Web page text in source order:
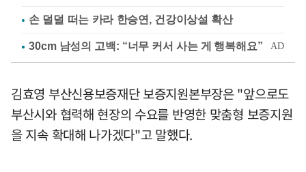
손 덜덜 떠는 카라 한승연, 건강이상설 확산
김효영 부산신용보증재단 보증지원본부장은 "앞으로도
부산시와 협력해 현장의 수요를 반영한 맞춤형 보증지원
을 지속 확대해 나가겠다"고 말했다.